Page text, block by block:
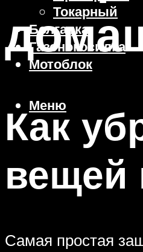
Токарный
Болгарка
Газонокосилка
Мотоблок
Меню
Как
вещей
Самая простая